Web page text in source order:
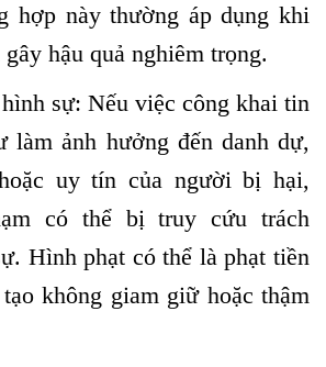
hợp này thường áp dụng khi
hậu quả nghiêm trọng.
sự: Nếu việc công khai tin
làm ảnh hưởng đến danh dự,
uy tín của người bị hại,
có thể bị truy cứu trách
Hình phạt có thể là phạt tiền
không giam giữ hoặc thậm